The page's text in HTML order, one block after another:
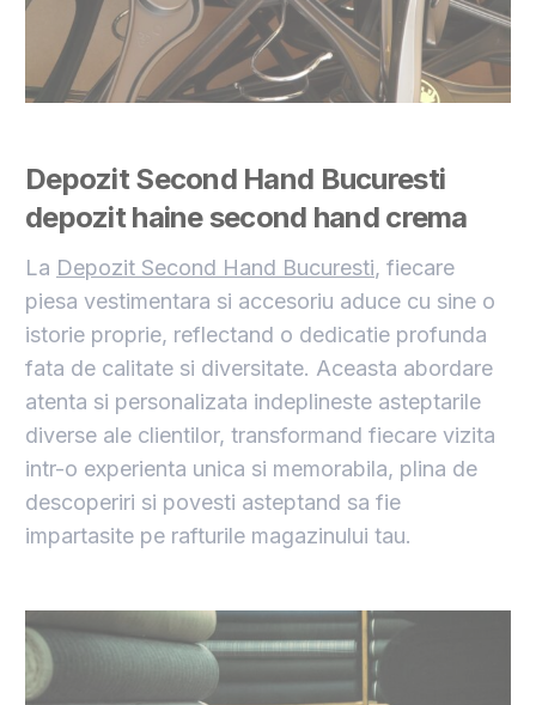
Depozit Second Hand Bucuresti
depozit haine second hand crema
La Depozit Second Hand Bucuresti, fiecare
piesa vestimentara si accesoriu aduce cu sine o
istorie proprie, reflectand o dedicatie profunda
fata de calitate si diversitate. Aceasta abordare
atenta si personalizata indeplineste asteptarile
diverse ale clientilor, transformand fiecare vizita
intr-o experienta unica si memorabila, plina de
descoperiri si povesti asteptand sa fie
impartasite pe rafturile magazinului tau.